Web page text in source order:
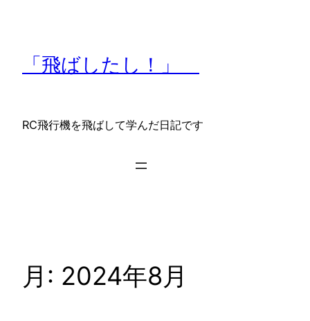
「飛ばしたし！」
RC飛行機を飛ばして学んだ日記です
月: 2024年8月